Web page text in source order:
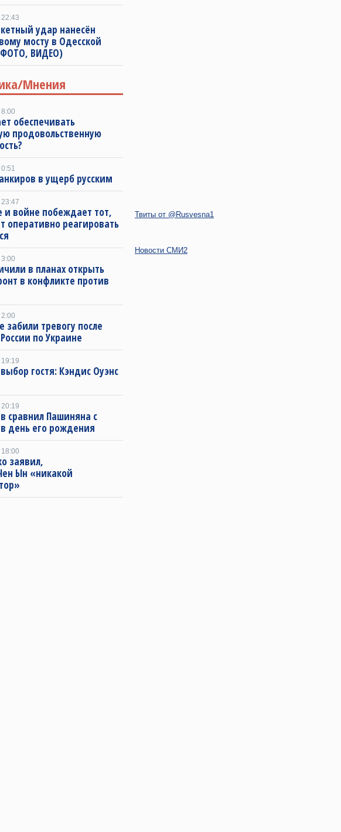
22:43
удар нанесён
мосту в Одесской
ВИДЕО)
Мнения
8:00
обеспечивать
продовольственную
0:51
в ущерб русским
23:47
и войне побеждает тот,
оперативно реагировать
3:00
в планах открыть
в конфликте против
2:00
забили тревогу после
по Украине
19:19
гостя: Кэндис Оуэнс
20:19
сравнил Пашиняна с
день его рождения
18:00
заявил,
Ын «никакой
Твиты от @Rusvesna1
Новости СМИ2